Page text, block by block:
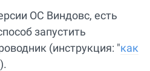
ОС Виндовс, есть
запустить
(инструкция: "как